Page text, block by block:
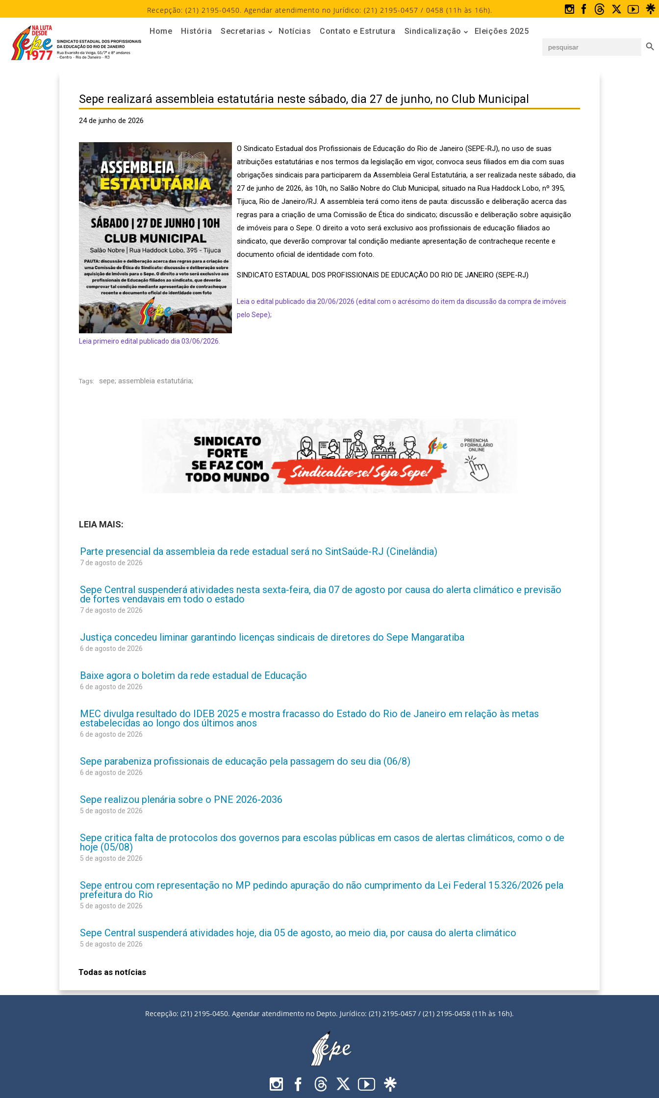
Recepção: (21) 2195-0450. Agendar atendimento no Jurídico: (21) 2195-0457 / 0458 (11h às 16h).
Home História Secretarias Notícias Contato e Estrutura Sindicalização
Eleições 2025
for:
Sepe realizará assembleia estatutária neste sábado, dia 27 de junho, no Club Municipal
24 de junho de 2026
O Sindicato Estadual dos Profissionais de Educação do Rio de Janeiro (SEPE-RJ), no uso de suas
atribuições estatutárias e nos termos da legislação em vigor, convoca seus filiados em dia com suas
obrigações sindicais para participarem da Assembleia Geral Estatutária, a ser realizada neste sábado, dia
27 de junho de 2026, às 10h, no Salão Nobre do Club Municipal, situado na Rua Haddock Lobo, nº 395,
Tijuca, Rio de Janeiro/RJ. A assembleia terá como itens de pauta: discussão e deliberação acerca das
regras para a criação de uma Comissão de Ética do sindicato; discussão e deliberação sobre aquisição
de imóveis para o Sepe. O direito a voto será exclusivo aos profissionais de educação filiados ao
sindicato, que deverão comprovar tal condição mediante apresentação de contracheque recente e
documento oficial de identidade com foto.
SINDICATO ESTADUAL DOS PROFISSIONAIS DE EDUCAÇÃO DO RIO DE JANEIRO (SEPE-RJ)
Leia o edital publicado dia 20/06/2026 (edital com o acréscimo do item da discussão da compra de imóveis
pelo Sepe);
Leia primeiro edital publicado dia 03/06/2026.
Tags: sepe; assembleia estatutária;
LEIA MAIS:
Parte presencial da assembleia da rede estadual será no SintSaúde-RJ (Cinelândia)
7 de agosto de 2026
Sepe Central suspenderá atividades nesta sexta-feira, dia 07 de agosto por causa do alerta climático e previsão
de fortes vendavais em todo o estado
7 de agosto de 2026
Justiça concedeu liminar garantindo licenças sindicais de diretores do Sepe Mangaratiba
6 de agosto de 2026
Baixe agora o boletim da rede estadual de Educação
6 de agosto de 2026
MEC divulga resultado do IDEB 2025 e mostra fracasso do Estado do Rio de Janeiro em relação às metas
estabelecidas ao longo dos últimos anos
6 de agosto de 2026
Sepe parabeniza profissionais de educação pela passagem do seu dia (06/8)
6 de agosto de 2026
Sepe realizou plenária sobre o PNE 2026-2036
5 de agosto de 2026
Sepe critica falta de protocolos dos governos para escolas públicas em casos de alertas climáticos, como o de
hoje (05/08)
5 de agosto de 2026
Sepe entrou com representação no MP pedindo apuração do não cumprimento da Lei Federal 15.326/2026 pela
prefeitura do Rio
5 de agosto de 2026
Sepe Central suspenderá atividades hoje, dia 05 de agosto, ao meio dia, por causa do alerta climático
5 de agosto de 2026
Todas as notícias
Recepção: (21) 2195-0450. Agendar atendimento no Depto. Jurídico: (21) 2195-0457 / (21) 2195-0458 (11h às 16h).